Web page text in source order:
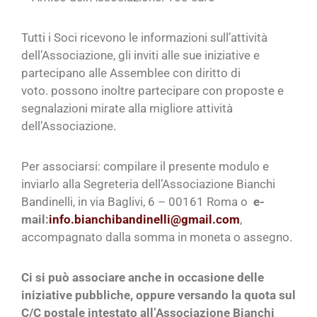
Tutti i Soci ricevono le informazioni sull’attività
dell’Associazione, gli inviti alle sue iniziative e
partecipano alle Assemblee con diritto di
voto. possono inoltre partecipare con proposte e
segnalazioni mirate alla migliore attività
dell’Associazione.
Per associarsi: compilare il presente modulo e
inviarlo alla Segreteria dell’Associazione Bianchi
Bandinelli, in via Baglivi, 6 – 00161 Roma o e-
mail:info.bianchibandinelli@gmail.com,
accompagnato dalla somma in moneta o assegno.
Ci si può associare anche in occasione delle
iniziative pubbliche, oppure versando la quota sul
C/C postale intestato all’Associazione Bianchi